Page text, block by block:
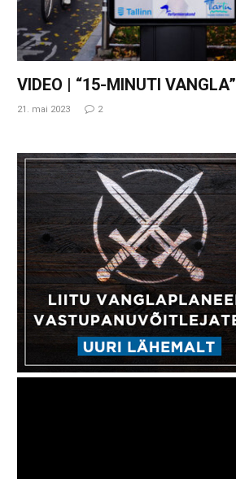
VIDEO | “15-MINUTI VANGLA”
21. mai 2023 2